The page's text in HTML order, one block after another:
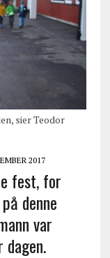
sier Teodor
2017
fest, for
denne
var